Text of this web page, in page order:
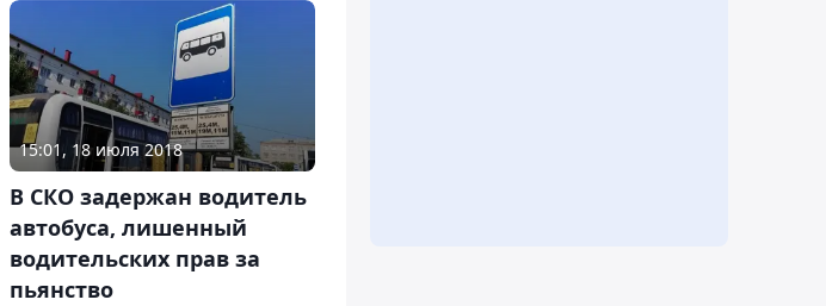
15:01, 18 июля 2018
В СКО задержан водитель
автобуса, лишенный
водительских прав за
пьянство